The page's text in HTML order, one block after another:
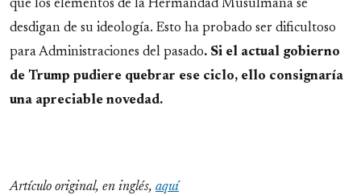
que los elementos de la Hermandad Musulmana se
desdigan de su ideología. Esto ha probado ser dificultoso
para Administraciones del pasado. Si el actual gobierno
de Trump pudiere quebrar ese ciclo, ello consignaría
una apreciable novedad.
Artículo original, en inglés, aquí